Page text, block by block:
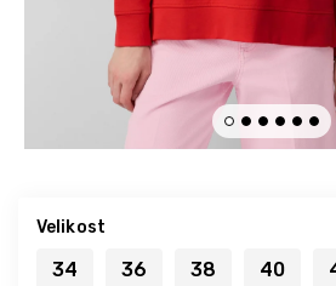
Velikost
34 36 38 40